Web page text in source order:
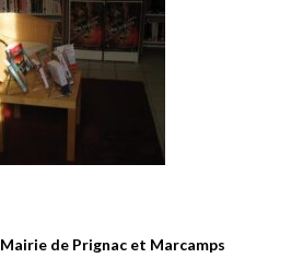
Mairie de Prignac et Marcamps